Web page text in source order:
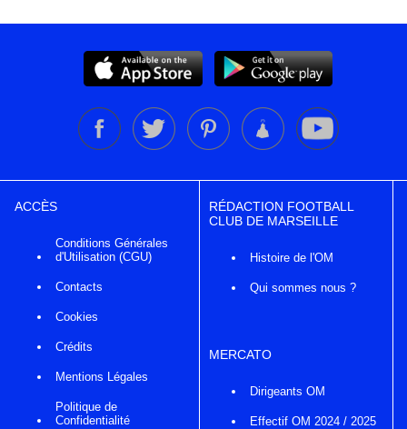
ACCÈS
Conditions Générales
d'Utilisation (CGU)
Contacts
Cookies
Crédits
Mentions Légales
Politique de
Confidentialité
RÉDACTION FOOTBALL
CLUB DE MARSEILLE
Histoire de l'OM
Qui sommes nous ?
MERCATO
Dirigeants OM
Effectif OM 2024 / 2025